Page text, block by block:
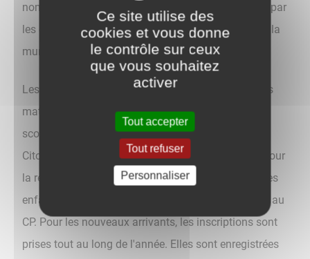
nombreuses activités périscolaires sont proposées par
les écoles, les centres de loisirs, les associations et la
municipalité.
Les inscriptions scolaires dans les écoles publiques
maternelles et élémentaires sont prises, au service
scolaire (situé à l'Espace de l'Enfance et de la
Citoyenneté), chaque année de fin mars à fin mai pour
la rentrée scolaire de septembre. Elles concernent les
enfants entrant en première année de maternelle et au
CP. Pour les nouveaux arrivants, les inscriptions sont
prises tout au long de l'année. Elles sont enregistrées
Ce site utilise des
cookies et vous donne
le contrôle sur ceux
que vous souhaitez
activer
Tout accepter
Tout refuser
Personnaliser